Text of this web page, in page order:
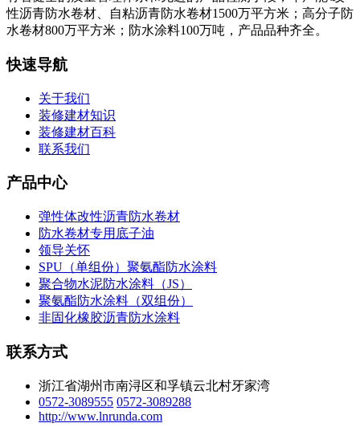
性沥青防水卷材、自粘沥青防水卷材1500万平方米；高分子防
水卷材800万平方米；防水涂料100万吨，产品品种齐全。
快速导航
关于我们
装修建材知识
装修建材百科
联系我们
产品中心
弹性体改性沥青防水卷材
防水卷材专用底子油
领导关怀
SPU（单组份）聚氨酯防水涂料
聚合物水泥防水涂料（JS）
聚氨酯防水涂料（双组份）
非固化橡胶沥青防水涂料
联系方式
浙江省湖州市南浔区和孚镇云北村牙家湾
0572-3089555 0572-3089288
http://www.lnrunda.com